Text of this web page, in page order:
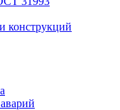
конструкций